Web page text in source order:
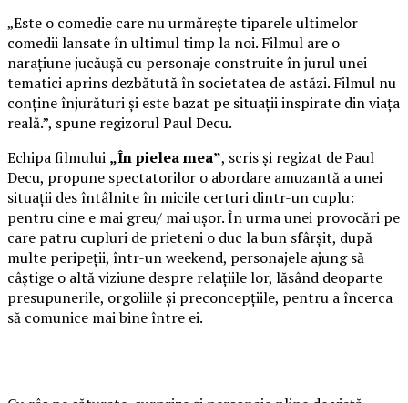
„Este o comedie care nu urmărește tiparele ultimelor
comedii lansate în ultimul timp la noi. Filmul are o
narațiune jucăușă cu personaje construite în jurul unei
tematici aprins dezbătută în societatea de astăzi. Filmul nu
conține înjurături și este bazat pe situații inspirate din viața
reală.”, spune regizorul Paul Decu.
Echipa filmului „În pielea mea”, scris și regizat de Paul
Decu, propune spectatorilor o abordare amuzantă a unei
situații des întâlnite în micile certuri dintr-un cuplu:
pentru cine e mai greu/ mai ușor. În urma unei provocări pe
care patru cupluri de prieteni o duc la bun sfârșit, după
multe peripeții, într-un weekend, personajele ajung să
câștige o altă viziune despre relațiile lor, lăsând deoparte
presupunerile, orgoliile și preconcepțiile, pentru a încerca
să comunice mai bine între ei.